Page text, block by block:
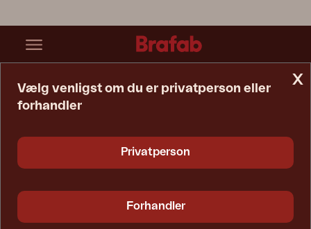
x
Vælg venligst om du er privatperson eller
forhandler
Privatperson
Forhandler